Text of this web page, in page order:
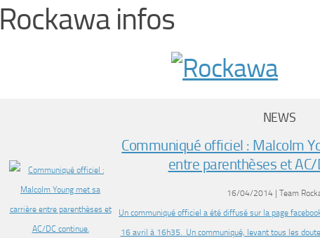
Rockawa infos
NEWS
Communiqué officiel : Malcolm
entre parenthèses et AC/
16/04/2014 | Team
Un communiqué officiel a été diffusé sur la page
16 avril à 16h35. Un communiqué, levant tous les